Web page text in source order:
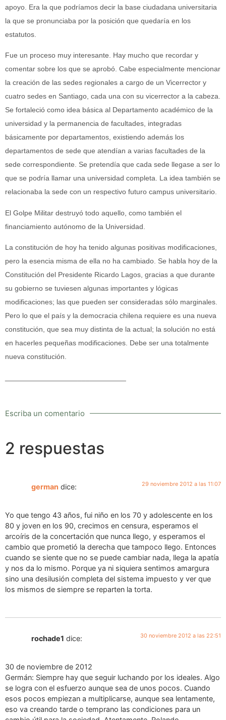
apoyo. Era la que podríamos decir la base ciudadana universitaria
la que se pronunciaba por la posición que quedaría en los
estatutos.
Fue un proceso muy interesante. Hay mucho que recordar y
comentar sobre los que se aprobó. Cabe especialmente mencionar
la creación de las sedes regionales a cargo de un Vicerrector y
cuatro sedes en Santiago, cada una con su vicerrector a la cabeza.
Se fortaleció como idea básica al Departamento académico de la
universidad y la permanencia de facultades, integradas
básicamente por departamentos, existiendo además los
departamentos de sede que atendían a varias facultades de la
sede correspondiente. Se pretendía que cada sede llegase a ser lo
que se podría llamar una universidad completa. La idea también se
relacionaba la sede con un respectivo futuro campus universitario.
El Golpe Militar destruyó todo aquello, como también el
financiamiento autónomo de la Universidad.
La constitución de hoy ha tenido algunas positivas modificaciones,
pero la esencia misma de ella no ha cambiado. Se habla hoy de la
Constitución del Presidente Ricardo Lagos, gracias a que durante
su gobierno se tuviesen algunas importantes y lógicas
modificaciones; las que pueden ser consideradas sólo marginales.
Pero lo que el país y la democracia chilena requiere es una nueva
constitución, que sea muy distinta de la actual; la solución no está
en hacerles pequeñas modificaciones. Debe ser una totalmente
nueva constitución.
Escriba un comentario
2 respuestas
german dice: 29 noviembre 2012 a las 11:07
Yo que tengo 43 años, fui niño en los 70 y adolescente en los
80 y joven en los 90, crecimos en censura, esperamos el
arcoíris de la concertación que nunca llego, y esperamos el
cambio que prometió la derecha que tampoco llego. Entonces
cuando se siente que no se puede cambiar nada, llega la apatía
y nos da lo mismo. Porque ya ni siquiera sentimos amargura
sino una desilusión completa del sistema impuesto y ver que
los mismos de siempre se reparten la torta.
rochade1 dice: 30 noviembre 2012 a las 22:51
30 de noviembre de 2012
Germán: Siempre hay que seguir luchando por los ideales. Algo
se logra con el esfuerzo aunque sea de unos pocos. Cuando
esos pocos empiezan a multiplicarse, aunque sea lentamente,
eso va creando tarde o temprano las condiciones para un